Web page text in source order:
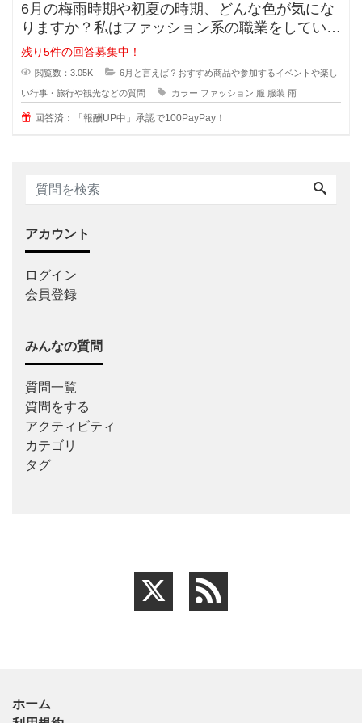
6月の梅雨時期や初夏の時期、どんな色が気にな
りますか？私はファッション系の職業をしていま
すが、この時期気になる色はどんな
残り5件の回答募集中！
閲覧数：3.05K 6月と言えば？おすすめ商品や参加するイベントや楽し
い行事・旅行や観光などの質問 カラー ファッション 服 服装 雨
回答済：「報酬UP中」承認で100PayPay！
アカウント
ログイン
会員登録
みんなの質問
質問一覧
質問をする
アクティビティ
カテゴリ
タグ
ホーム